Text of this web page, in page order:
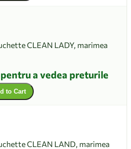
CLEAN LADY, marimea
a vedea preturile
to Cart
CLEAN LAND, marimea